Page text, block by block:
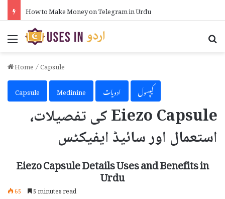
How to Put Formula in Excel in Urdu
Menu
Home/Capsule
Capsule
Medinine ادویات کیپسول
Eiezo Capsule کی تفصیلات،
استعمال اور سائیڈ ایفیکٹس
Eiezo Capsule Details Uses and Benefits in
Urdu
65 5 minutes read